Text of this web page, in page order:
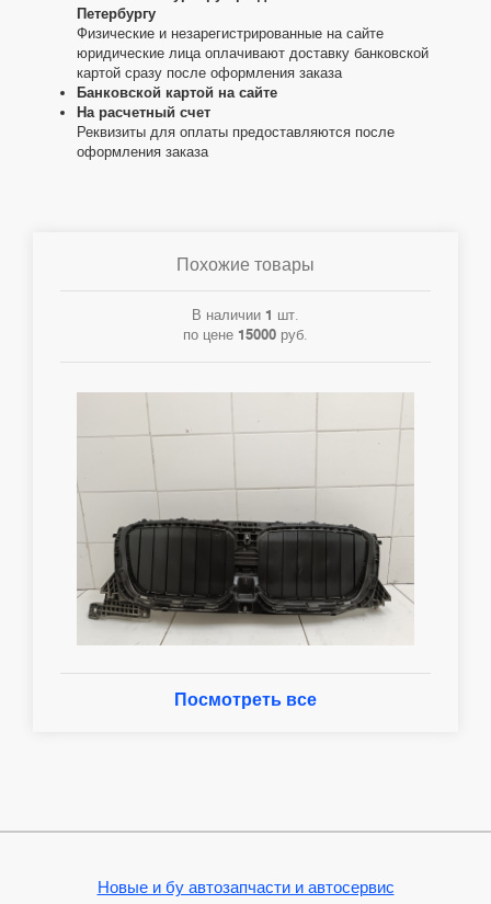
Петербургу
Физические и незарегистрированные на сайте
юридические лица оплачивают доставку банковской
картой сразу после оформления заказа
Банковской картой на сайте
На расчетный счет
Реквизиты для оплаты предоставляются после
оформления заказа
Похожие товары
В наличии 1 шт.
по цене 15000 руб.
Посмотреть все
Новые и бу автозапчасти и автосервис